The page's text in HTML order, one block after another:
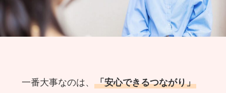
一番大事なのは、 「安心できるつながり」